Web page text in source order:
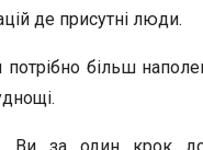
де присутні люди.
більш